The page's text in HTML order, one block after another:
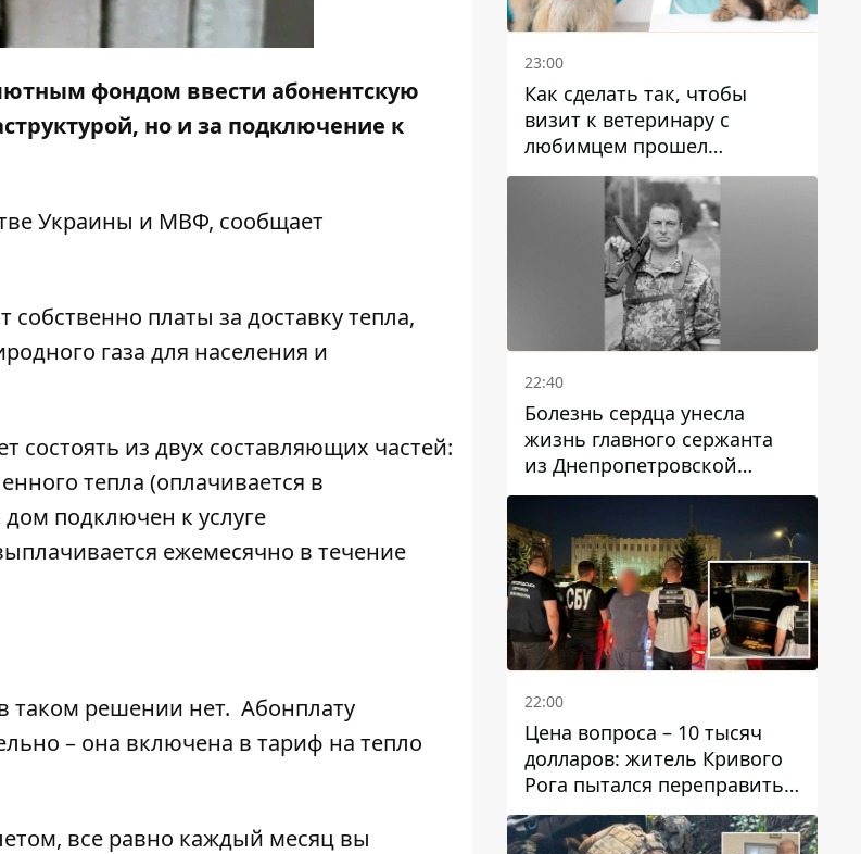
фондом ввести абонентскую
но и за подключение к
Украины и МВФ, сообщает
платы за доставку тепла,
газа для населения и
состоять из двух составляющих частей:
тепла (оплачивается в
дом подключен к услуге
ежемесячно в течение
таком решении нет. Абонплату
– она включена в тариф на тепло
все равно каждый месяц вы
23:00
Как сделать так, чтобы
визит к ветеринару с
любимцем прошел
спокойно: простые советы
22:40
Болезнь сердца унесла
жизнь главного сержанта
из Днепропетровской
области Юрия Свистуна
22:00
Цена вопроса – 10 тысяч
долларов: житель Кривого
Рога пытался переправить
мужчину в Словакию